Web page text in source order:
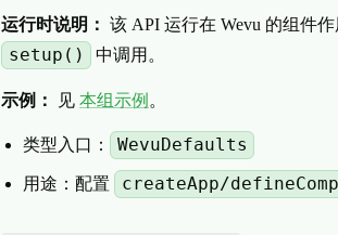
运行时说明： 该 API 运行在 Wevu 的组件
setup() 中调用。
示例： 见 本组示例 。
类型入口： WevuDefaults
用途：配置 createApp/